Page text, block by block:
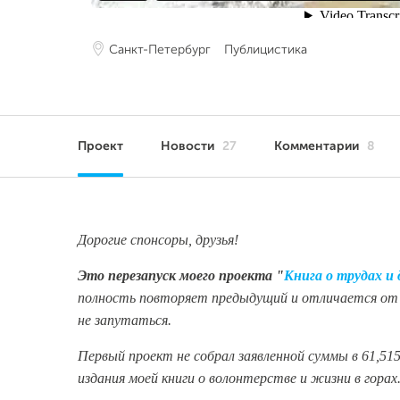
Санкт-Петербург Публицистика
Проект Новости 27 Комментарии 8
Дорогие спонсоры, друзья!
Это перезапуск моего проекта "Книга о трудах и
полность повторяет предыдущий и отличается
не запутаться.
Первый проект не собрал заявленной суммы в
издания моей книги о волонтерстве и жизни в